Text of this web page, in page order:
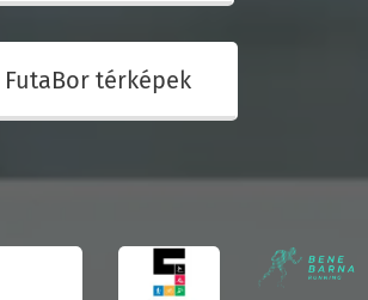
FutaBor térképek